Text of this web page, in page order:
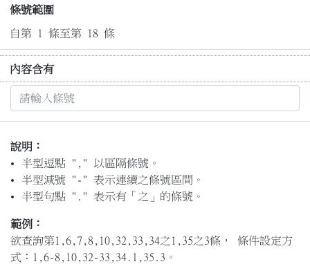
條號範圍
自第 1 條至第 18 條
內容含有
說明：
半型逗點 "," 以區隔條號。
半型減號 "-" 表示連續之條號區間。
半型句點 "." 表示有「之」的條號。
範例：
欲查詢第1,6,7,8,10,32,33,34之1,35之3條， 條件設定方
式：1,6-8,10,32-33,34.1,35.3。